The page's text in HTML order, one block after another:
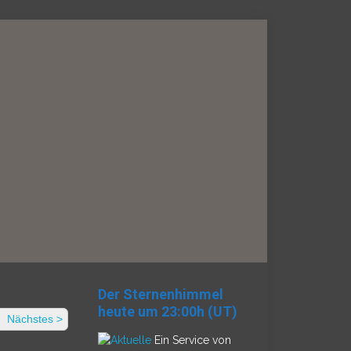
Nächstes >
Der Sternenhimmel
heute um 23:00h (UT)
Ein Service von